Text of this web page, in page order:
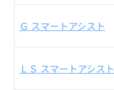
Ｇ スマートアシスト
ＬＳ スマートアシスト